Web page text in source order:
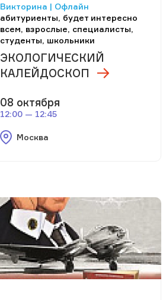
Викторина | Офлайн
абитуриенты, будет интересно
всем, взрослые, специалисты,
студенты, школьники
ЭКОЛОГИЧЕСКИЙ
КАЛЕЙДОСКОП
08 октября
12:00 — 12:45
Москва